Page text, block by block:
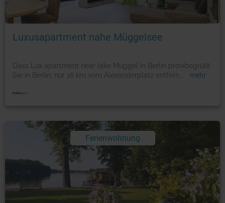
Foto: © booking.com
Luxusapartment nahe Müggelsee
Dass Lux apartment near lake Müggel in Berlin provibegrüßt
Sie in Berlin, nur 16 km vom Alexanderplatz entfern
mehr
Ferienwohnung